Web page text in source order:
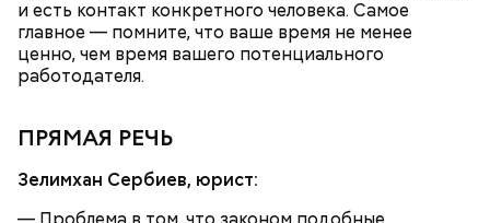
и есть контакт конкретного человека. Самое
главное — помните, что ваше время не менее
ценно, чем время вашего потенциального
работодателя.
ПРЯМАЯ РЕЧЬ
Зелимхан Сербиев, юрист:
День «Счастье случается» был инициирован
напомнить людям, что счастье на самом деле
можно, поделившись с другими людьми
диетолог Соломатина рассказала
о пользе кабачков
Кабачки, тушеные с курицей
Как приготовить домашний
объяснила, в чем заключается
фруктов